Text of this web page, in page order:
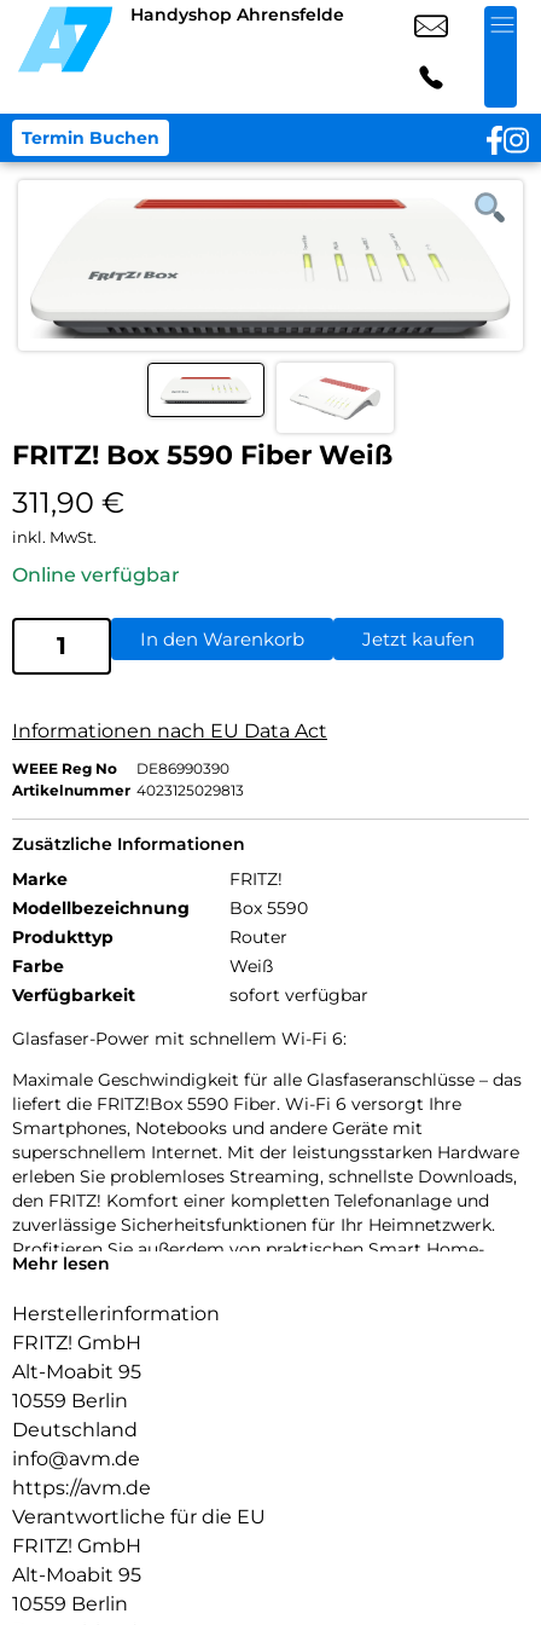
Handyshop Ahrensfelde
Termin Buchen
FRITZ! Box 5590 Fiber Weiß
311,90 €
inkl. MwSt.
Online verfügbar
In den Warenkorb Jetzt kaufen
Informationen nach EU Data Act
WEEE Reg No
DE86990390
Artikelnummer 4023125029813
Zusätzliche Informationen
Marke
FRITZ!
Modellbezeichnung
Box 5590
Produkttyp
Router
Farbe
Weiß
Verfügbarkeit
sofort verfügbar
Glasfaser-Power mit schnellem Wi-Fi 6:
Maximale Geschwindigkeit für alle Glasfaseranschlüsse – das
liefert die FRITZ!Box 5590 Fiber. Wi-Fi 6 versorgt Ihre
Smartphones, Notebooks und andere Geräte mit
superschnellem Internet. Mit der leistungsstarken Hardware
erleben Sie problemloses Streaming, schnellste Downloads,
den FRITZ! Komfort einer kompletten Telefonanlage und
zuverlässige Sicherheitsfunktionen für Ihr Heimnetzwerk.
Profitieren Sie außerdem von praktischen Smart Home-
Funktionen und den kostenlosen FRITZ!Apps .
Highspeed Wi-Fi 6 für Ihr Heimnetzwerk:
Die FRITZ!Box 5590 Fiber ist ein echter WLAN-Sprinter: Mit
dem neuen Wi-Fi 6- Standard erreicht sie Geschwindigkeiten
von bis zu 2.400 Mbit/s (5 GHz) und 1.200 Mbit/s (2,4 GHz). Die
4 x 4-Antennenkonfiguration ermöglicht
Hochgeschwindigkeits-WLAN , auch wenn mehrere Geräte
gleichzeitig aktiv sind.
Darüber hinaus unterstützt die FRITZ!Box 5590 Fiber
etablierte Standards wie WLAN 5 und 4 und sorgt so für
volle Kompatibilität mit allen Geräten.
Mesh-WLAN mit FRITZ:
Mehr lesen
Herstellerinformation
FRITZ! GmbH
Alt-Moabit 95
10559 Berlin
Deutschland
info@avm.de
https://avm.de
Verantwortliche für die EU
FRITZ! GmbH
Alt-Moabit 95
10559 Berlin